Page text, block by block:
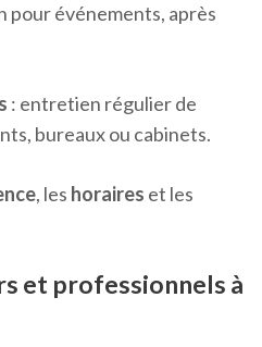
pour événements, après
: entretien régulier de
bureaux ou cabinets.
, les horaires et les
et professionnels à